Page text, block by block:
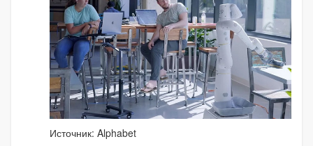
Источник: Alphabet